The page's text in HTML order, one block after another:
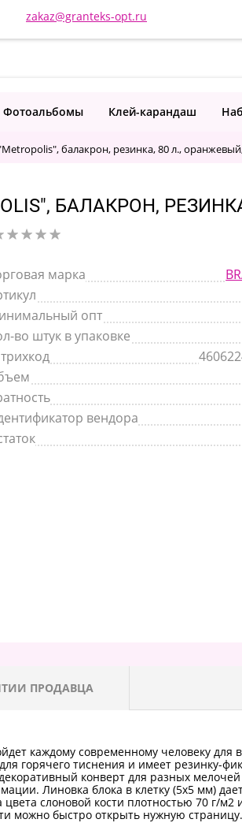
zakaz@granteks-opt.ru
Фотоальбомы Клей-карандаш
балакрон, резинка, 80 л.,
БАЛАКРОН,
марка
опт
во штук в упаковке
вендора
ПРОДАВЦА
каждому современному человеку
горячего тиснения и имеет резинку-
конверт для разных
Линовка блока в клетку (5х5 мм)
слоновой кости плотностью 70 г/
можно быстро открыть нужную